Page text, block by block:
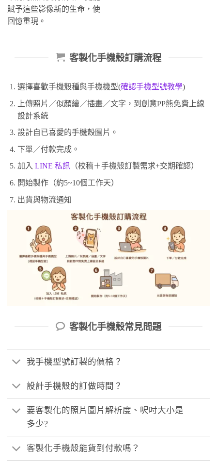
賦予這些影像新的生命，使
回憶重現。
客製化手機殼訂購流程
選擇喜歡手機殼種與手機機型(確認手機型號教學)
上傳照片／似顏繪／插畫／文字，到創意PP熊免費上線
設計系統
設計自已喜愛的手機殼圖片。
下單／付款完成。
加入 LINE 私訊（校稿＋手機殼訂製需求+交期確認）
開始製作（約5~10個工作天）
出貨與物流通知
客製化手機殼常見問題
我手機型號訂製的價格？
設計手機殼的訂做時間？
要客製化的照片圖片解析度、呎吋大小是
多少?
客製化手機殼能貨到付款嗎？